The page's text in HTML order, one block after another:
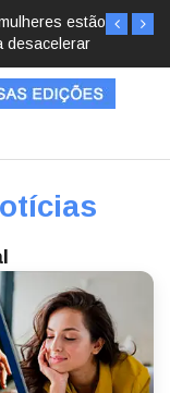
estão
desacelerar